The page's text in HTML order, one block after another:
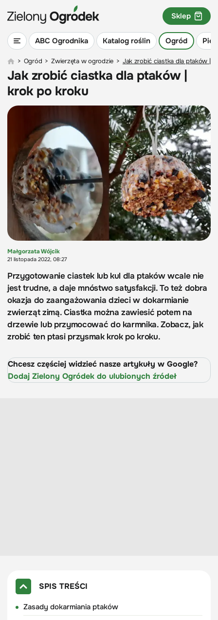
ABC Ogrodnika Katalog roślin Ogród
Sklep
> Ogród > Zwierzęta w ogrodzie > Jak zrobić ciastka dla ptaków |
Jak zrobić ciastka dla ptaków |
krok po kroku
Małgorzata Wójcik
21 listopada 2022, 08:27
Przygotowanie ciastek lub kul dla ptaków wcale nie
jest trudne, a daje mnóstwo satysfakcji. To też dobra
okazja do zaangażowania dzieci w dokarmianie
zwierząt zimą. Ciastka można zawiesić potem na
drzewie lub przymocować do karmnika. Zobacz, jak
zrobić ten ptasi przysmak krok po kroku.
Chcesz częściej widzieć nasze artykuły w Google?
Dodaj Zielony Ogródek do ulubionych źródeł
SPIS TREŚCI
Zasady dokarmiania ptaków